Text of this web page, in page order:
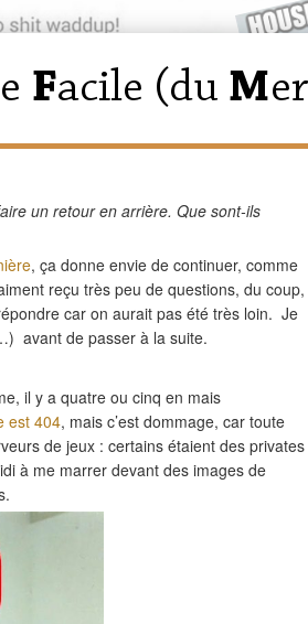
un retour en arrière. Que sont-ils
, ça donne envie de continuer, comme
reçu très peu de questions, du coup,
car on aurait pas été très loin. Je
avant de passer à la suite.
il y a quatre ou cinq en mais
est 404, mais c’est dommage, car toute
de jeux : certains étaient des privates
à me marrer devant des images de